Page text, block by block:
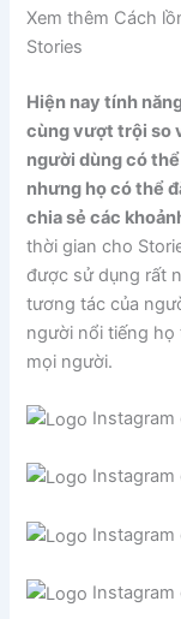
Xem thêm Cách
Stories
Hiện nay tính
cùng vượt trội so
người dùng có
nhưng họ có thể
chia sẻ các
thời gian cho
được sử dụng rất
tương tác của
người nổi tiếng họ
mọi người.
Instagram
Instagram
Instagram